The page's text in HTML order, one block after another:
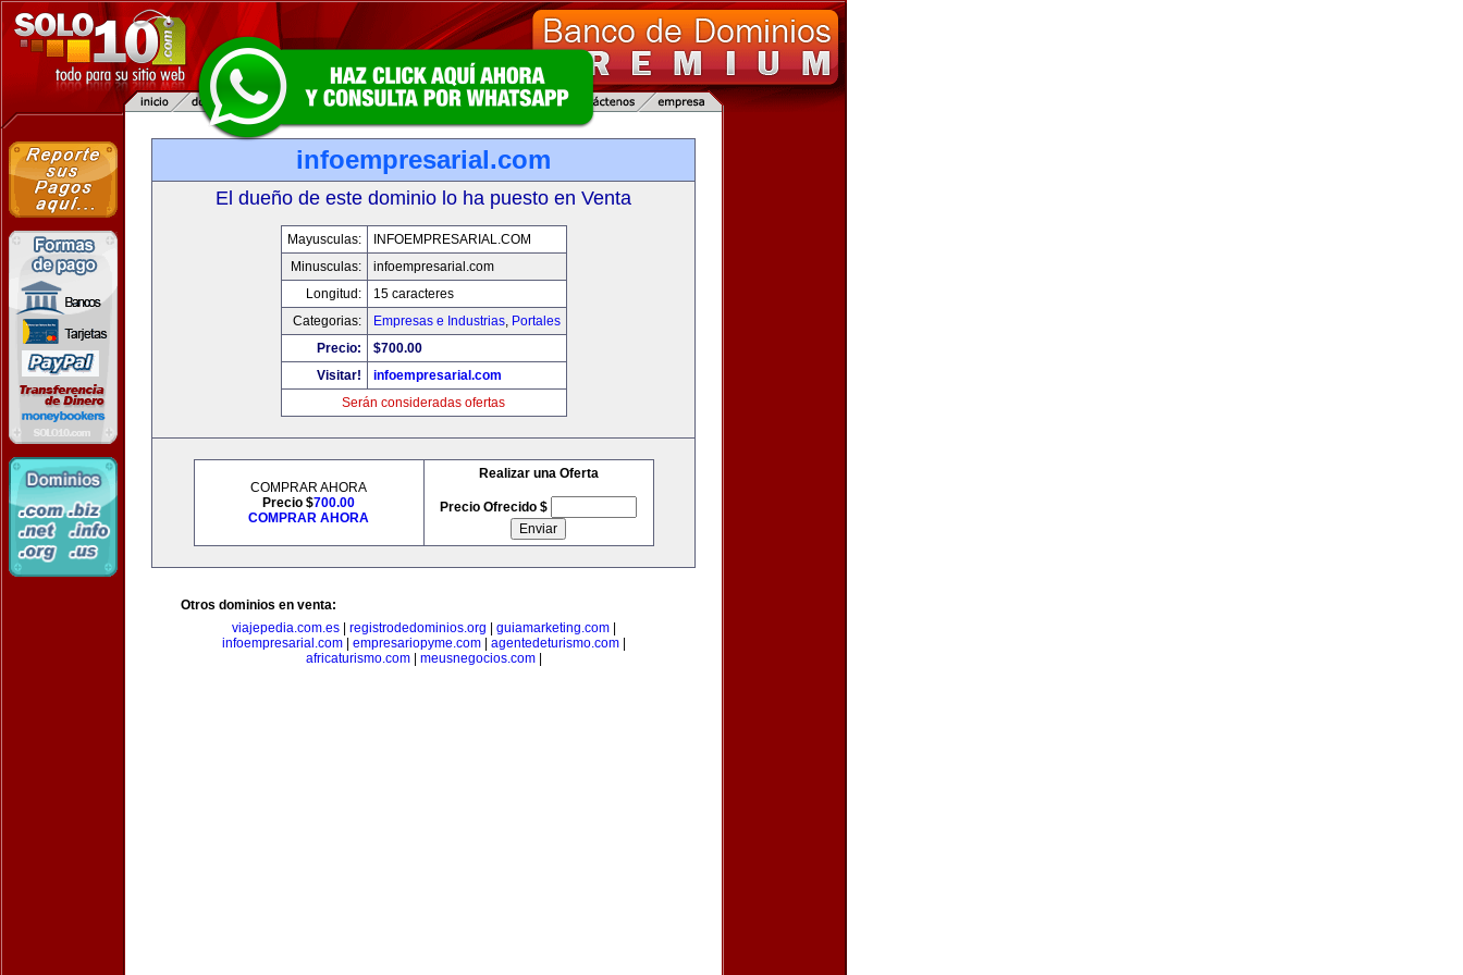
infoempresarial.com
El dueño de este dominio lo ha puesto en Venta
Mayusculas:
INFOEMPRESARIAL.COM
Minusculas:
infoempresarial.com
Longitud:
15 caracteres
Categorias:
Empresas e Industrias, Portales
Precio:
$700.00
Visitar!
infoempresarial.com
Serán consideradas ofertas
COMPRAR AHORA
Precio $700.00
COMPRAR AHORA
Realizar una Oferta
Precio Ofrecido $
Otros dominios en venta:
viajepedia.com.es| registrodedominios.org guiamarketing.com|
infoempresarial.com| empresariopyme.com| agentedeturismo.com|
africaturismo.com| meusnegocios.com|